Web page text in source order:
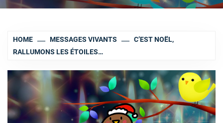
HOME MESSAGES VIVANTS
C’EST NOËL,
RALLUMONS LES ÉTOILES…